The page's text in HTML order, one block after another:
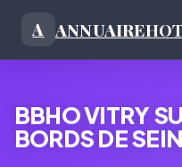
A ANNUAIRE
BBHO VITRY
BORDS DE